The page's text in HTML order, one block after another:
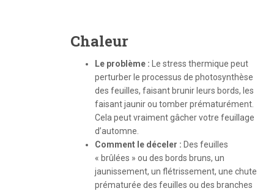
Chaleur
Le problème : Le stress thermique peut
perturber le processus de photosynthèse
des feuilles, faisant brunir leurs bords, les
faisant jaunir ou tomber prématurément.
Cela peut vraiment gâcher votre feuillage
d’automne.
Comment le déceler : Des feuilles
« brûlées » ou des bords bruns, un
jaunissement, un flétrissement, une chute
prématurée des feuilles ou des branches